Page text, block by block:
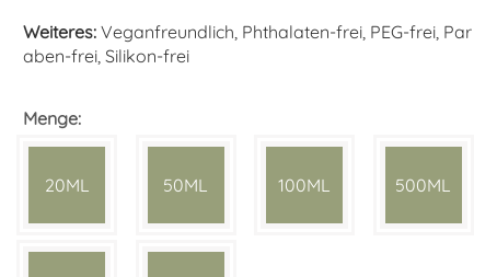
Weiteres: Veganfreundlich, Phthalaten-frei, PEG-frei, Par
aben-frei, Silikon-frei
Menge:
20ML 50ML 100ML 500ML